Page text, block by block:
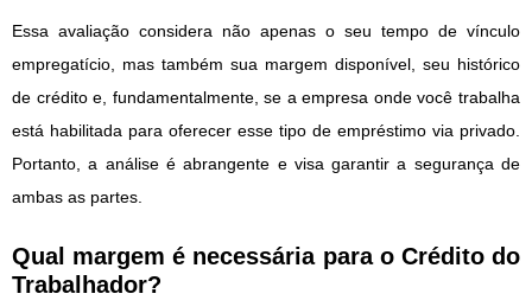
Essa avaliação considera não apenas o seu tempo de vínculo
empregatício, mas também sua margem disponível, seu histórico
de crédito e, fundamentalmente, se a empresa onde você trabalha
está habilitada para oferecer esse tipo de empréstimo via privado.
Portanto, a análise é abrangente e visa garantir a segurança de
ambas as partes.
Qual margem é necessária para o Crédito do
Trabalhador?